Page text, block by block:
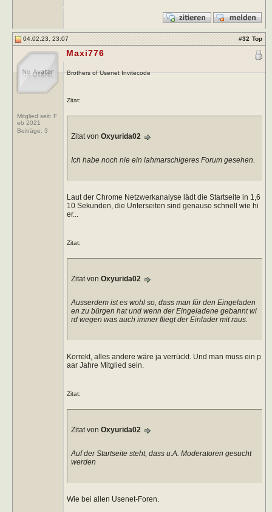
04.02.23, 23:07 #32 Top
Mitglied seit: F
eb 2021
Beiträge: 3
Maxi776
Brothers of Usenet Invitecode
Zitat:
Zitat von Oxyurida02
Ich habe noch nie ein lahmarschigeres Forum gesehen.
Laut der Chrome Netzwerkanalyse lädt die Startseite in 1,6
10 Sekunden, die Unterseiten sind genauso schnell wie hi
er...
Zitat:
Zitat von Oxyurida02
Ausserdem ist es wohl so, dass man für den Eingeladen
en zu bürgen hat und wenn der Eingeladene gebannt wi
rd wegen was auch immer fliegt der Einlader mit raus.
Korrekt, alles andere wäre ja verrückt. Und man muss ein p
aar Jahre Mitglied sein.
Zitat:
Zitat von Oxyurida02
Auf der Startseite steht, dass u.A. Moderatoren gesucht
werden
Wie bei allen Usenet-Foren.